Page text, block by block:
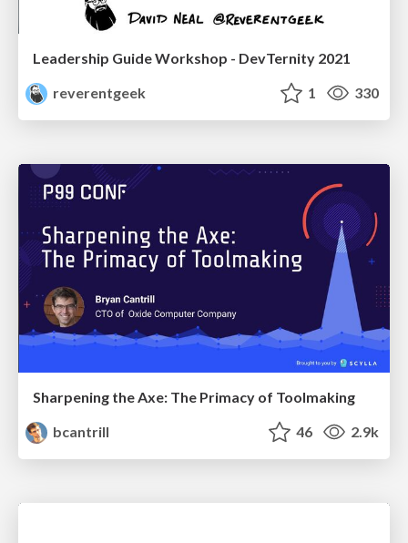
Leadership Guide Workshop - DevTernity 2021
reverentgeek
1 330
Sharpening the Axe: The Primacy of Toolmaking
bcantrill
46 2.9k